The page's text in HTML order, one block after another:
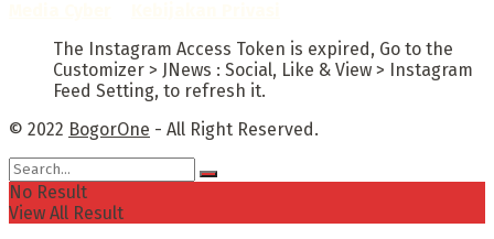
The Instagram Access Token is expired, Go to the
Customizer > JNews : Social, Like & View > Instagram
Feed Setting, to refresh it.
© 2022 BogorOne - All Right Reserved.
No Result
View All Result